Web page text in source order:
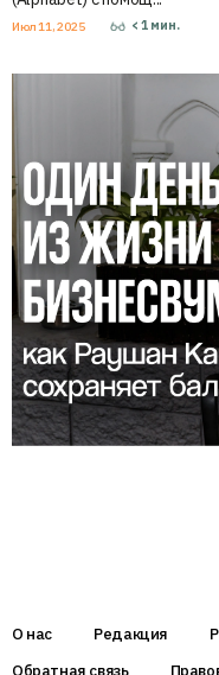
Июл 11, 2025 < 1 мин.
О нас Редакция
Обратная связь